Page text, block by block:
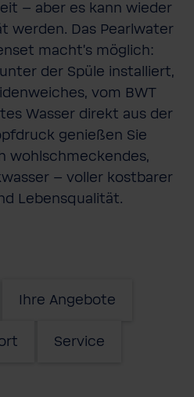
– aber es kann wieder
werden. Das Pearlwater
macht’s möglich:
der Spüle installiert,
vom BWT
Wasser direkt aus der
genießen Sie
wohlschmeckendes,
– voller kostbarer
Lebensqualität.
Ihre Angebote
Service